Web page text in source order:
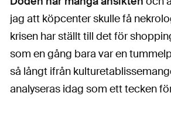
jag att köpcenter skulle få
krisen har ställt till det för
som en gång bara var en
så långt ifrån
analyseras idag som ett tecken